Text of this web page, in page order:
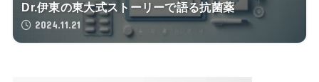
Dr.伊東の東大式ストーリーで語る抗菌薬
2024.11.21